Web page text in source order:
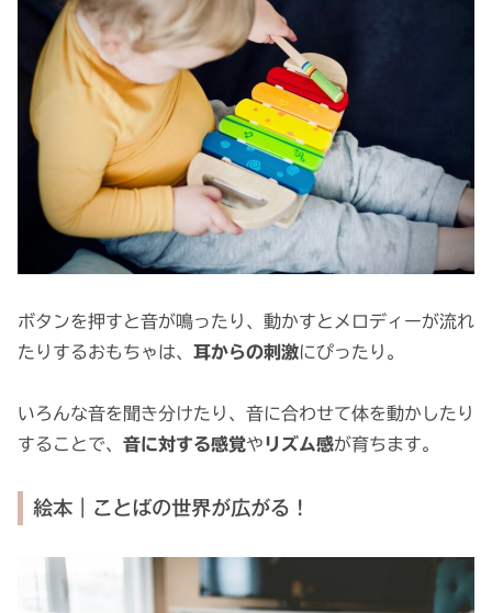
ボタンを押すと音が鳴ったり、動かすとメロディーが流れ
たりするおもちゃは、 耳からの刺激にぴったり。
いろんな音を聞き分けたり、音に合わせて体を動かしたり
することで、 音に対する感覚やリズム感が育ちます。
絵本｜ことばの世界が広がる！